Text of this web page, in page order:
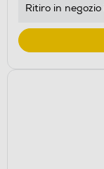
Ritiro in